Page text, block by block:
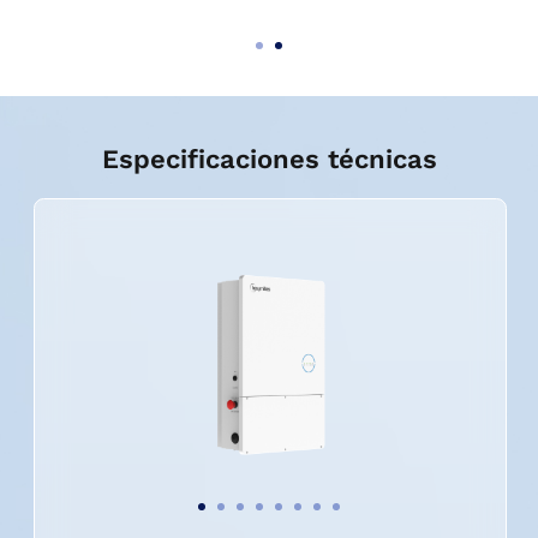
Especificaciones técnicas